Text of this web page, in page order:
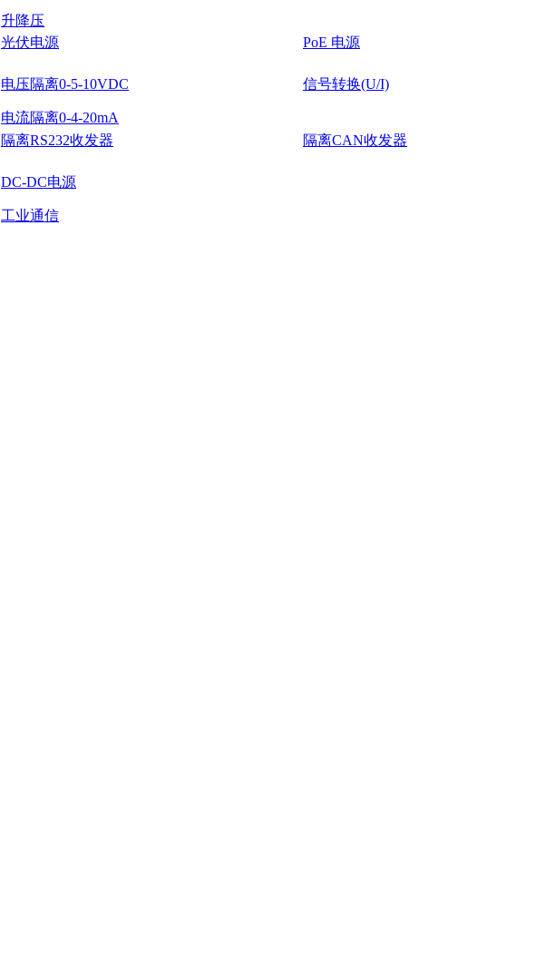
升降压
光伏电源 PoE 电源
电压隔离0-5-10VDC
电流隔离0-4-20mA
信号转换(U/I)
隔离RS232收发器 隔离CAN收发器
DC-DC电源
工业通信